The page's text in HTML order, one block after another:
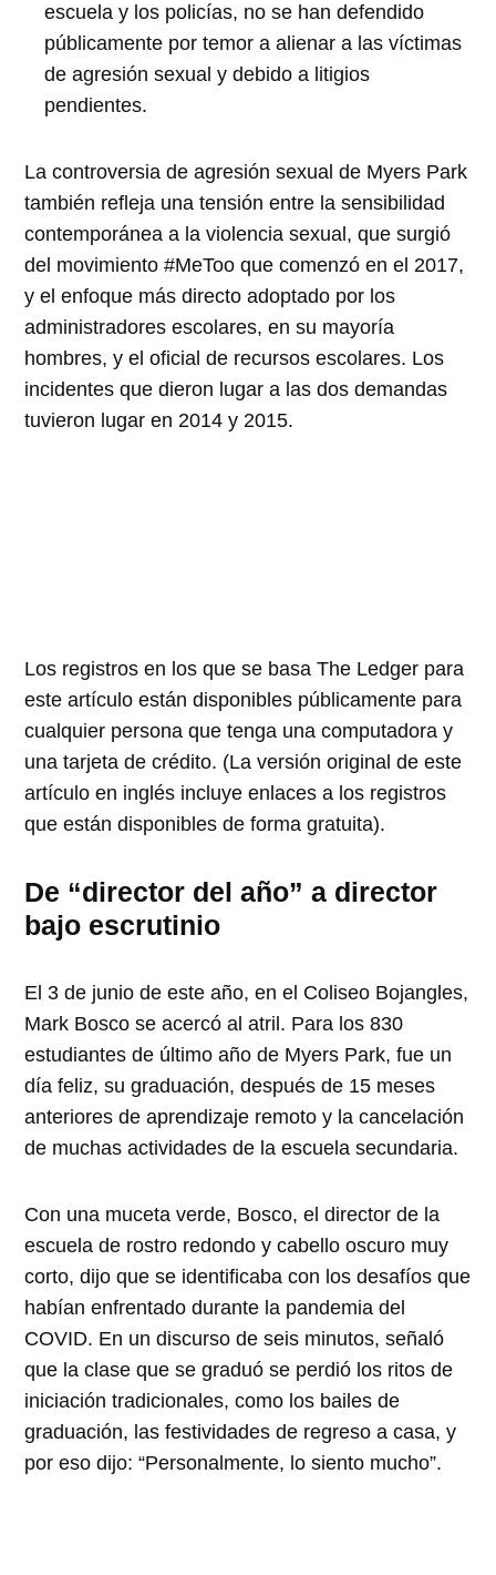
escuela y los policías, no se han defendido
públicamente por temor a alienar a las víctimas
de agresión sexual y debido a litigios
pendientes.
La controversia de agresión sexual de Myers Park
también refleja una tensión entre la sensibilidad
contemporánea a la violencia sexual, que surgió
del movimiento #MeToo que comenzó en el 2017,
y el enfoque más directo adoptado por los
administradores escolares, en su mayoría
hombres, y el oficial de recursos escolares. Los
incidentes que dieron lugar a las dos demandas
tuvieron lugar en 2014 y 2015.
Los registros en los que se basa The Ledger para
este artículo están disponibles públicamente para
cualquier persona que tenga una computadora y
una tarjeta de crédito. (La versión original de este
artículo en inglés incluye enlaces a los registros
que están disponibles de forma gratuita).
De “director del año” a director
bajo escrutinio
El 3 de junio de este año, en el Coliseo Bojangles,
Mark Bosco se acercó al atril. Para los 830
estudiantes de último año de Myers Park, fue un
día feliz, su graduación, después de 15 meses
anteriores de aprendizaje remoto y la cancelación
de muchas actividades de la escuela secundaria.
Con una muceta verde, Bosco, el director de la
escuela de rostro redondo y cabello oscuro muy
corto, dijo que se identificaba con los desafíos que
habían enfrentado durante la pandemia del
COVID. En un discurso de seis minutos, señaló
que la clase que se graduó se perdió los ritos de
iniciación tradicionales, como los bailes de
graduación, las festividades de regreso a casa, y
por eso dijo: “Personalmente, lo siento mucho”.